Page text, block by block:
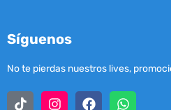
Síguenos
No te pierdas nuestros lives,